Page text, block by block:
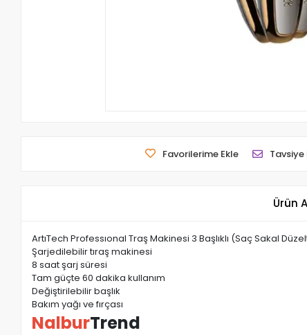
Favorilerime Ekle Tavsiye
Ürün
ArtıTech Professıonal Traş Makinesi 3 Başlıklı (Saç Sakal
Şarjedilebilir tıraş makinesi
8 saat şarj süresi
Tam güçte 60 dakika kullanım
Değiştirilebilir başlık
Bakım yağı ve fırçası
NalburTrend